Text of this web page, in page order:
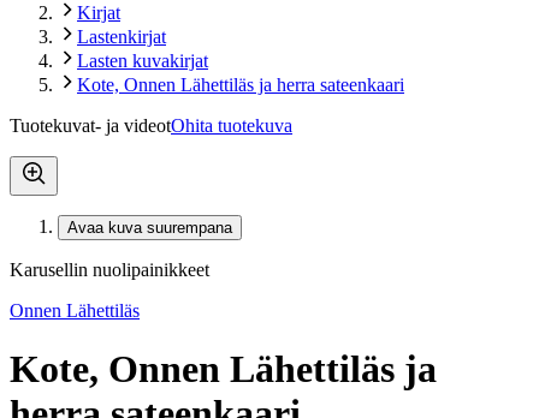
Kirjat
Lastenkirjat
Lasten kuvakirjat
Kote, Onnen Lähettiläs ja herra sateenkaari
Tuotekuvat- ja videotOhita tuotekuva
Avaa kuva suurempana
Karusellin nuolipainikkeet
Onnen Lähettiläs
Kote, Onnen Lähettiläs ja